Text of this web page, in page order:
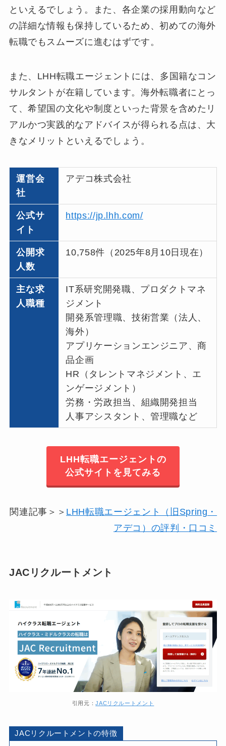
といえるでしょう。また、各企業の採用動向など
の詳細な情報も保持しているため、初めての海外
転職でもスムーズに進むはずです。
また、LHH転職エージェントには、多国籍なコン
サルタントが在籍しています。海外転職者にとっ
て、希望国の文化や制度といった背景を含めたリ
アルかつ実践的なアドバイスが得られる点は、大
きなメリットといえるでしょう。
運営会
社
アデコ株式会社
公式サ
イト
https://jp.lhh.com/
公開求
人数
10,758件（2025年8月10日現在）
主な求
人職種
IT系研究開発職、プロダクトマネ
ジメント
開発系管理職、技術営業（法人、
海外）
アプリケーションエンジニア、商
品企画
HR（タレントマネジメント、エ
ンゲージメント）
労務・労政担当、組織開発担当
人事アシスタント、管理職など
LHH転職エージェントの
公式サイトを見てみる
関連記事＞＞ LHH転職エージェント（旧Spring・
アデコ）の評判・口コミ
JACリクルートメント
引用元：JACリクルートメント
JACリクルートメントの特徴